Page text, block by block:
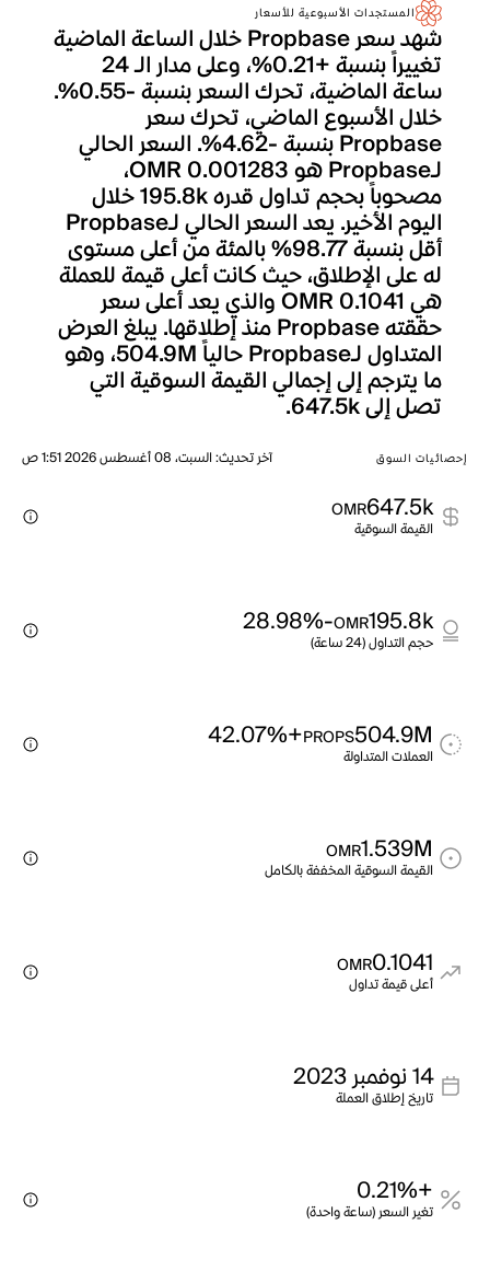
المستجدات الأسبوعية للأسعار
شهد سعر Propbase خلال الساعة الماضية
تغييراً بنسبة +0.21%، وعلى مدار الـ 24
ساعة الماضية، تحرك السعر بنسبة -0.55%.
خلال الأسبوع الماضي، تحرك سعر
Propbase بنسبة -4.62%. السعر الحالي
لـPropbase هو OMR 0.001283،
مصحوباً بحجم تداول قدره 195.8k خلال
اليوم الأخير. يعد السعر الحالي لـPropbase
أقل بنسبة 98.77% بالمئة من أعلى مستوى
له على الإطلاق، حيث كانت أعلى قيمة للعملة
هي OMR 0.1041 والذي يعد أعلى سعر
حققته Propbase منذ إطلاقها. يبلغ العرض
المتداول لـPropbase حالياً 504.9M، وهو
ما يترجم إلى إجمالي القيمة السوقية التي
تصل إلى 647.5k.
إحصائيات السوق آخر تحديث:السبت، 08 أغسطس 2026 1:51 ص
647.5k
OMR
القيمة السوقية
195.8k
OMR
-28.98%
حجم التداول (24 ساعة)
504.9M
PROPS
+42.07%
العملات المتداولة
1.539M
OMR
القيمة السوقية المخففة بالكامل
0.1041
OMR
أعلى قيمة تداول
14 نوفمبر 2023
تاريخ إطلاق العملة
+0.21%
تغير السعر (ساعة واحدة)